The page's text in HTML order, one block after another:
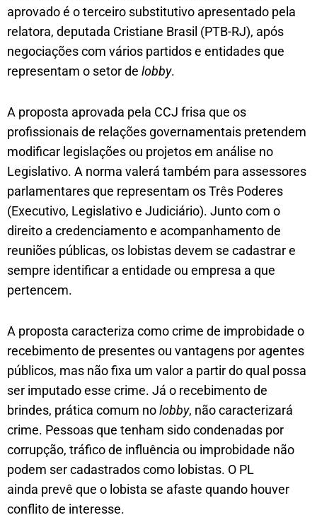
aprovado é o terceiro substitutivo apresentado pela
relatora, deputada Cristiane Brasil (PTB-RJ), após
negociações com vários partidos e entidades que
representam o setor de lobby.
A proposta aprovada pela CCJ frisa que os
profissionais de relações governamentais pretendem
modificar legislações ou projetos em análise no
Legislativo. A norma valerá também para assessores
parlamentares que representam os Três Poderes
(Executivo, Legislativo e Judiciário). Junto com o
direito a credenciamento e acompanhamento de
reuniões públicas, os lobistas devem se cadastrar e
sempre identificar a entidade ou empresa a que
pertencem.
A proposta caracteriza como crime de improbidade o
recebimento de presentes ou vantagens por agentes
públicos, mas não fixa um valor a partir do qual possa
ser imputado esse crime. Já o recebimento de
brindes, prática comum nolobby, não caracterizará
crime. Pessoas que tenham sido condenadas por
corrupção, tráfico de influência ou improbidade não
podem ser cadastrados como lobistas. O PL
ainda prevê que o lobista se afaste quando houver
conflito de interesse.